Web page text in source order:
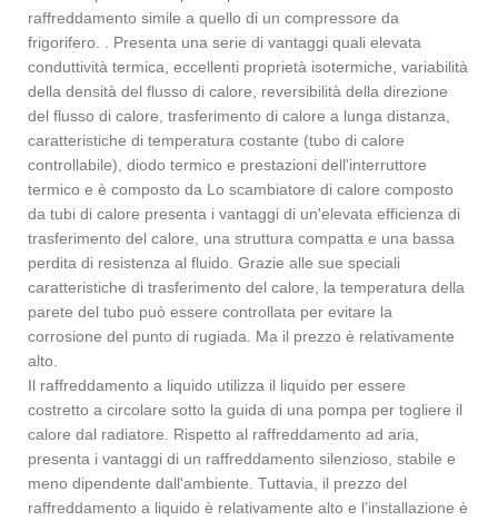
raffreddamento simile a quello di un compressore da
frigorifero. . Presenta una serie di vantaggi quali elevata
conduttività termica, eccellenti proprietà isotermiche, variabilità
della densità del flusso di calore, reversibilità della direzione
del flusso di calore, trasferimento di calore a lunga distanza,
caratteristiche di temperatura costante (tubo di calore
controllabile), diodo termico e prestazioni dell'interruttore
termico e è composto da Lo scambiatore di calore composto
da tubi di calore presenta i vantaggi di un'elevata efficienza di
trasferimento del calore, una struttura compatta e una bassa
perdita di resistenza al fluido. Grazie alle sue speciali
caratteristiche di trasferimento del calore, la temperatura della
parete del tubo può essere controllata per evitare la
corrosione del punto di rugiada. Ma il prezzo è relativamente
alto.
Il raffreddamento a liquido utilizza il liquido per essere
costretto a circolare sotto la guida di una pompa per togliere il
calore dal radiatore. Rispetto al raffreddamento ad aria,
presenta i vantaggi di un raffreddamento silenzioso, stabile e
meno dipendente dall'ambiente. Tuttavia, il prezzo del
raffreddamento a liquido è relativamente alto e l’installazione è